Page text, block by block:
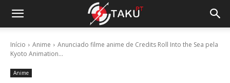
Início Anime
Anunciado filme anime de Credits Roll Into the Sea pela
Kyoto Animation...
Anime